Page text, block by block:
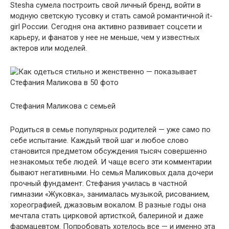
Stesha сумела построить свой личный бренд, войти в
модную светскую тусовку и стать самой романтичной it-
girl России. Сегодня она активно развивает соцсети и
карьеру, и фанатов у нее не меньше, чем у известных
актеров или моделей.
Стефания Маликова с семьей
Родиться в семье популярных родителей — уже само по
себе испытание. Каждый твой шаг и любое слово
становится предметом обсуждения тысяч совершенно
незнакомых тебе людей. И чаще всего эти комментарии
бывают негативными. Но семья Маликовых дала дочери
прочный фундамент. Стефания училась в частной
гимназии «Жуковка», занималась музыкой, рисованием,
хореографией, джазовым вокалом. В разные годы она
мечтала стать цирковой артисткой, балериной и даже
фармацевтом. Попробовать хотелось все — и именно эта